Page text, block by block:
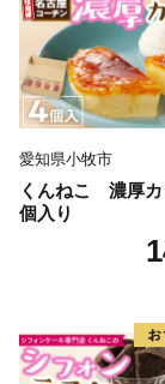
必要です
※休日・夜間
２．お礼の品
黒松内町ふる
営業時間 ９
TEL：０１１
Mail：
愛知県小牧市
くんねこ 濃厚カ
個入り